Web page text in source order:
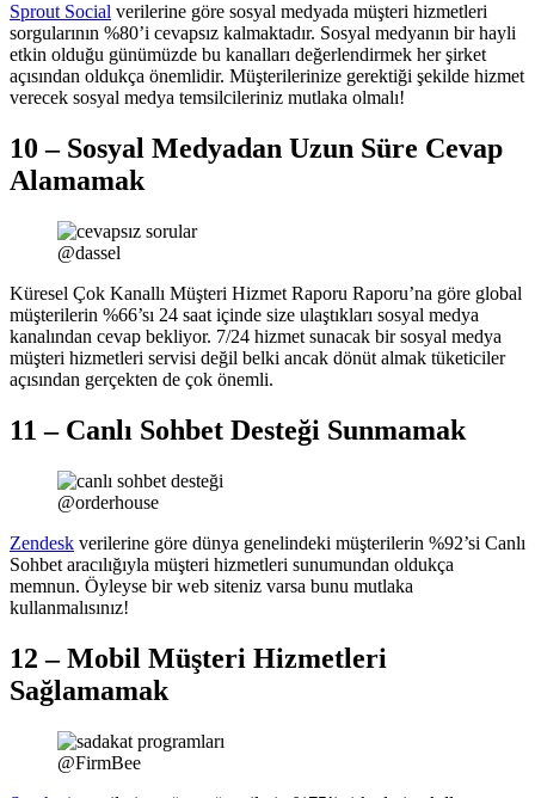
Sprout Social verilerine göre sosyal medyada müşteri hizmetleri
sorgularının %80’i cevapsız kalmaktadır. Sosyal medyanın bir hayli
etkin olduğu günümüzde bu kanalları değerlendirmek her şirket
açısından oldukça önemlidir. Müşterilerinize gerektiği şekilde hizmet
verecek sosyal medya temsilcileriniz mutlaka olmalı!
10 – Sosyal Medyadan Uzun Süre Cevap
Alamamak
@dassel
Küresel Çok Kanallı Müşteri Hizmet Raporu Raporu’na göre global
müşterilerin %66’sı 24 saat içinde size ulaştıkları sosyal medya
kanalından cevap bekliyor. 7/24 hizmet sunacak bir sosyal medya
müşteri hizmetleri servisi değil belki ancak dönüt almak tüketiciler
açısından gerçekten de çok önemli.
11 – Canlı Sohbet Desteği Sunmamak
@orderhouse
Zendesk verilerine göre dünya genelindeki müşterilerin %92’si Canlı
Sohbet aracılığıyla müşteri hizmetleri sunumundan oldukça
memnun. Öyleyse bir web siteniz varsa bunu mutlaka
kullanmalısınız!
12 – Mobil Müşteri Hizmetleri
Sağlamamak
@FirmBee